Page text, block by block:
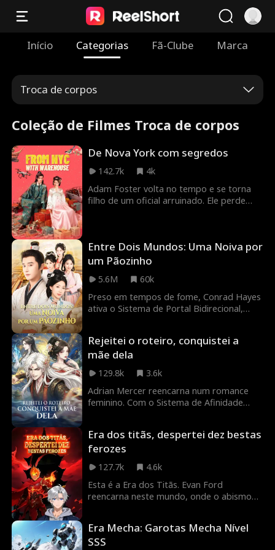
Início Categorias Fã-Clube Marca
Troca de corpos
Coleção de Filmes Troca de corpos
De Nova York com segredos
142.7k
4k
Adam Foster volta no tempo e se torna
filho de um oficial arruinado. Ele perde
armazém em Yobor da sua própria época.
Com recursos modernos, conhecimento e
volta por cima. Transformando
bugigangas em tesouros e enganando a
elite corrupta, ele constrói um império
Entre Dois Mundos: Uma Noiva por
um Pãozinho
5.6M
60k
Preso em tempos de fome, Conrad Hayes
ativa o Sistema de Portal Bidirecional,
frágil Joyce Bennett, custou apenas um
pão a vapor. Ele logo resgata a irmã dela,
Sherry, e acolhe a jovem Renee. Ao
negociar através do tempo, Conrad
acumula fortuna e poder, mas o perigo o
persegue.
Rejeitei o roteiro, conquistei a
mãe dela
129.8k
3.6k
Adrian Mercer reencarna num romance
feminino. Com o Sistema de Afinidade
Era dos titãs, despertei dez bestas
ferozes
127.7k
4.6k
Esta é a Era dos Titãs. Evan Ford
reencarna neste mundo, onde o abismo
ruínas. Para se defender, os humanos
despertam Titãs. Porém, durante o seu
Era Mecha: Garotas Mecha Nível
SSS